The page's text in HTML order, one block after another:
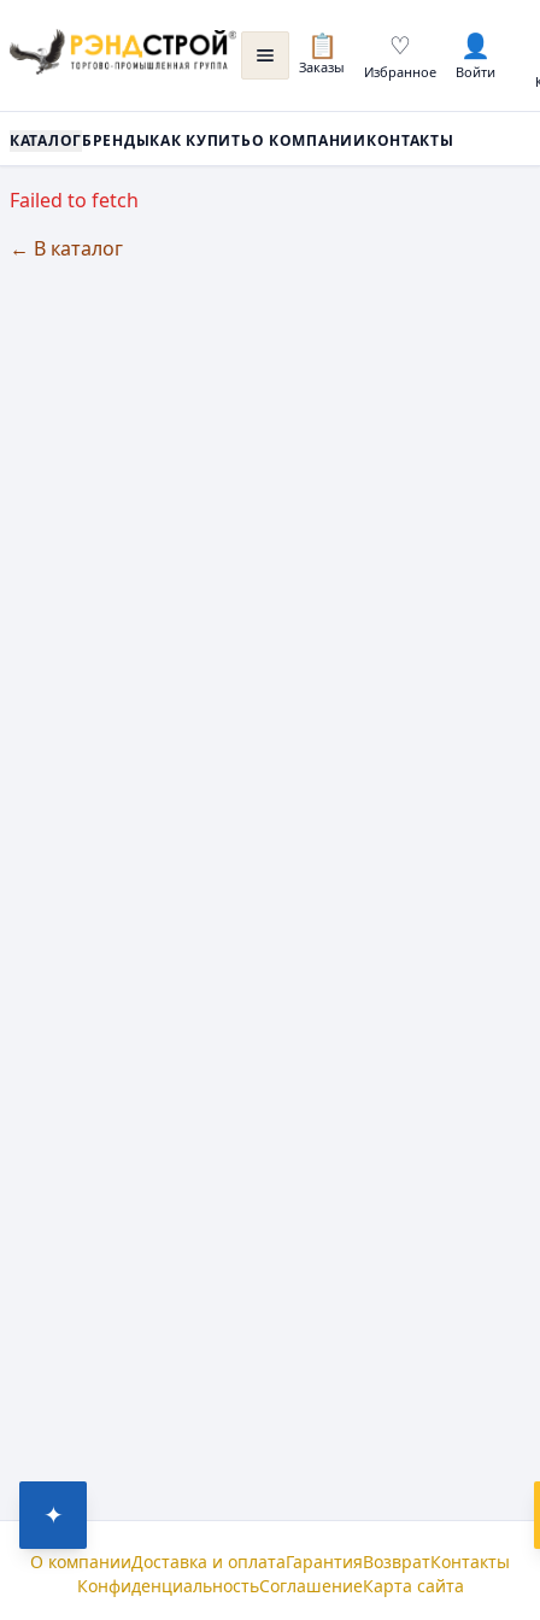
📋
Заказы
♡
Избранное
👤
Войти
КАТАЛОГБРЕНДЫКАК КУПИТЬО КОМПАНИИКОНТАКТЫ
Failed to fetch
← В каталог
✦
О компанииДоставка и оплатаГарантияВозвратКонтакты
КонфиденциальностьСоглашениеКарта сайта